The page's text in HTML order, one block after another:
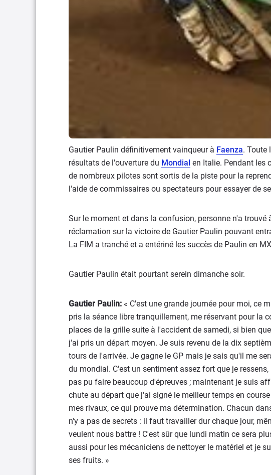
Gautier Paulin définitivement vainqueur à Faenza. Toute
résultats de l'ouverture du Mondial en Italie. Pendant les
de nombreux pilotes sont sortis de la piste pour la
l'aide de commissaires ou spectateurs pour essayer de
Sur le moment et dans la confusion, personne n'a trouvé
réclamation sur la victoire de Gautier Paulin pouvant
La FIM a tranché et a entériné les succès de Paulin en
Gautier Paulin était pourtant serein dimanche soir.
Gautier Paulin: « C'est une grande journée pour moi, ce
pris la séance libre tranquillement, me réservant pour la
places de la grille suite à l'accident de samedi, si bien
j'ai pris un départ moyen. Je suis revenu de la dix
tours de l'arrivée. Je gagne le GP mais je sais qu'il me
du mondial. C'est un sentiment assez fort que je
pas pu faire beaucoup d'épreuves ; maintenant je suis
chute au départ que j'ai signé le meilleur temps en
mes rivaux, ce qui prouve ma détermination. Chacun
n'y a pas de secrets : il faut travailler dur chaque jour,
veulent nous battre ! C'est sûr que lundi matin ce sera
aussi pour les mécaniciens de nettoyer le matériel et je
ses fruits. »